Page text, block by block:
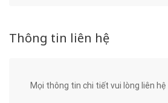
Thông tin liên hệ
Mọi thông tin chi tiết vui lòng liên hệ